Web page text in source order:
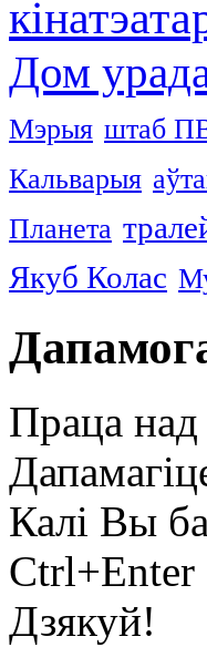
Дом
Мэрыя штаб
Кальварыя
Планета
Якуб Колас
Праца
Калі Вы
Ctrl+Enter
Дзякуй!